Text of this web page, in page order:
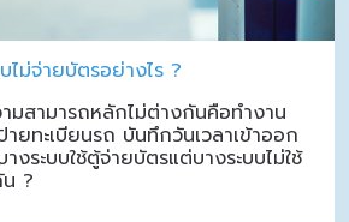
ไม่จ่ายบัตรอย่างไร ?
มสามารถหลักไม่ต่างกันคือทำงาน
ยทะเบียนรถ บันทึกวันเวลาเข้าออก
ระบบใช้ตู้จ่ายบัตรแต่บางระบบไม่ใช้
?